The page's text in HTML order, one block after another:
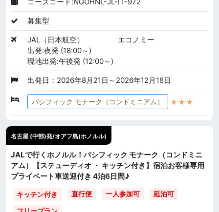
募集型
JAL（日本航空）
エコノミー
出発:夜発 (18:00～)
現地出発:午後発 (12:00～)
出発日：2026年8月21日～2026年12月18日
パシフィック モナーク（コンドミニアム） ★★★
名古屋 (中部)発/オアフ島(ホノルル)
JALで行くホノルル！パシフィック モナーク（コンドミニ
アム）【ステューディオ ・ キッチン付き】宿泊お客様専用
プライベート車送迎付き 4泊6日間♪
キッチン付き 直行便 一人参加可 延泊可